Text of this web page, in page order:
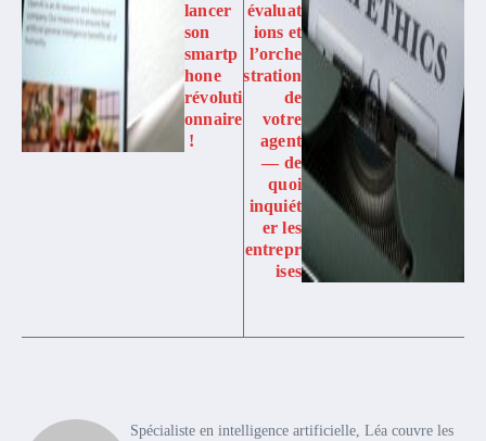
lancer
son
smartp
hone
révoluti
onnaire
!
évaluat
ions et
l’orche
stration
de
votre
agent
— de
quoi
inquiét
er les
entrepr
ises
Spécialiste en intelligence artificielle, Léa couvre les